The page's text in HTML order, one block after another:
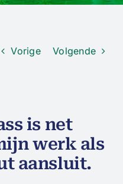
Vorige Volgende
is net
werk als
aansluit.